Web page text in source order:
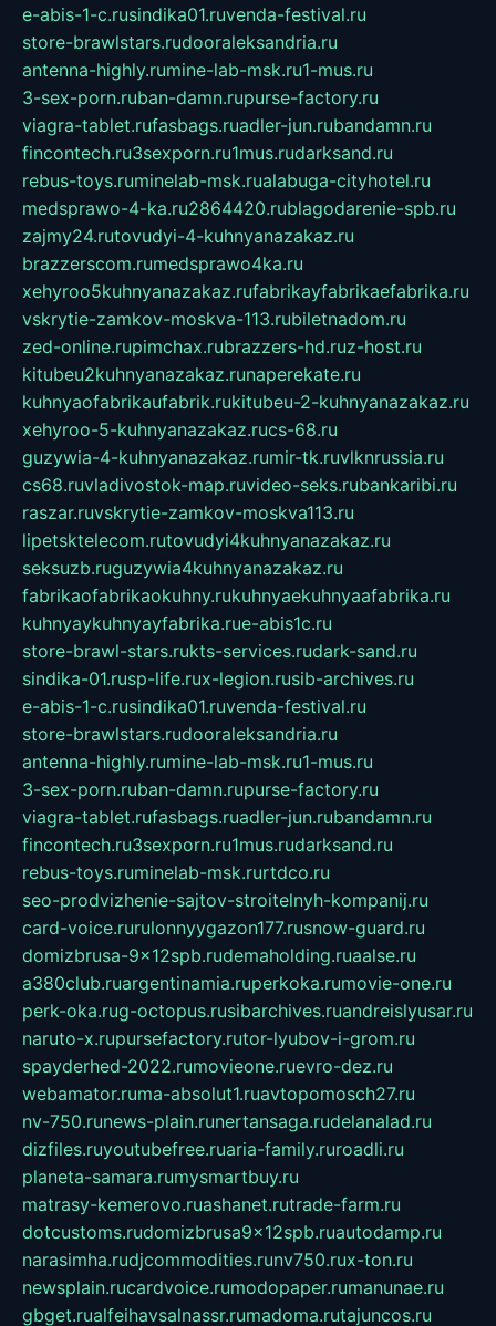
e-abis-1-c.rusindika01.ruvenda-festival.ru
store-brawlstars.rudooraleksandria.ru
antenna-highly.rumine-lab-msk.ru1-mus.ru
3-sex-porn.ruban-damn.rupurse-factory.ru
viagra-tablet.rufasbags.ruadler-jun.rubandamn.ru
fincontech.ru3sexporn.ru1mus.rudarksand.ru
rebus-toys.ruminelab-msk.rualabuga-cityhotel.ru
medsprawo-4-ka.ru2864420.rublagodarenie-spb.ru
zajmy24.rutovudyi-4-kuhnyanazakaz.ru
brazzerscom.rumedsprawo4ka.ru
xehyroo5kuhnyanazakaz.rufabrikayfabrikaefabrika.ru
vskrytie-zamkov-moskva-113.rubiletnadom.ru
zed-online.rupimchax.rubrazzers-hd.ruz-host.ru
kitubeu2kuhnyanazakaz.runaperekate.ru
kuhnyaofabrikaufabrik.rukitubeu-2-kuhnyanazakaz.ru
xehyroo-5-kuhnyanazakaz.rucs-68.ru
guzywia-4-kuhnyanazakaz.rumir-tk.ruvlknrussia.ru
cs68.ruvladivostok-map.ruvideo-seks.rubankaribi.ru
raszar.ruvskrytie-zamkov-moskva113.ru
lipetsktelecom.rutovudyi4kuhnyanazakaz.ru
seksuzb.ruguzywia4kuhnyanazakaz.ru
fabrikaofabrikaokuhny.rukuhnyaekuhnyaafabrika.ru
kuhnyaykuhnyayfabrika.rue-abis1c.ru
store-brawl-stars.rukts-services.rudark-sand.ru
sindika-01.rusp-life.rux-legion.rusib-archives.ru
e-abis-1-c.rusindika01.ruvenda-festival.ru
store-brawlstars.rudooraleksandria.ru
antenna-highly.rumine-lab-msk.ru1-mus.ru
3-sex-porn.ruban-damn.rupurse-factory.ru
viagra-tablet.rufasbags.ruadler-jun.rubandamn.ru
fincontech.ru3sexporn.ru1mus.rudarksand.ru
rebus-toys.ruminelab-msk.rurtdco.ru
seo-prodvizhenie-sajtov-stroitelnyh-kompanij.ru
card-voice.rurulonnyygazon177.rusnow-guard.ru
domizbrusa-9x12spb.rudemaholding.ruaalse.ru
a380club.ruargentinamia.ruperkoka.rumovie-one.ru
perk-oka.rug-octopus.rusibarchives.ruandreislyusar.ru
naruto-x.rupursefactory.rutor-lyubov-i-grom.ru
spayderhed-2022.rumovieone.ruevro-dez.ru
webamator.ruma-absolut1.ruavtopomosch27.ru
nv-750.runews-plain.runertansaga.rudelanalad.ru
dizfiles.ruyoutubefree.ruaria-family.ruroadli.ru
planeta-samara.rumysmartbuy.ru
matrasy-kemerovo.ruashanet.rutrade-farm.ru
dotcustoms.rudomizbrusa9x12spb.ruautodamp.ru
narasimha.rudjcommodities.runv750.rux-ton.ru
newsplain.rucardvoice.rumodopaper.rumanunae.ru
gbget.rualfeihavsalnassr.rumadoma.rutajuncos.ru